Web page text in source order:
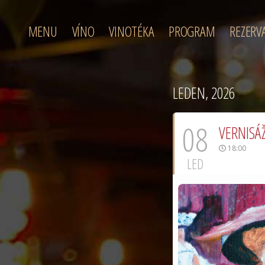
MENU VÍNO VINOTÉKA PROGRAM
LEDEN, 2026
08
LED
18:00